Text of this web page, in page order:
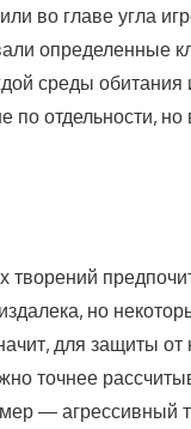
во главе угла
определенные
среды обитания
по отдельности, но
но
для защиты от
точнее
— агрессивный